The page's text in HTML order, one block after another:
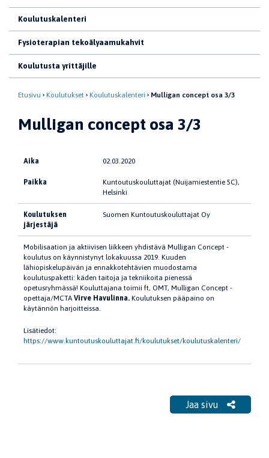
Koulutuskalenteri
Fysioterapian tekoälyaamukahvit
Koulutusta yrittäjille
Etusivu Koulutukset Koulutuskalenteri Mulligan concept osa 3/3
Mulligan concept osa 3/3
Aika 02.03.2020
Paikka
Kuntoutuskouluttajat (Nuijamiestentie 5C),
Helsinki
Koulutuksen
järjestäjä
Suomen Kuntoutuskouluttajat Oy
Mobilisaation ja aktiivisen liikkeen yhdistävä Mulligan Concept -
koulutus on käynnistynyt lokakuussa 2019. Kuuden
lähiopiskelupäivän ja ennakkotehtävien muodostama
koulutuspaketti: käden taitoja ja tekniikoita pienessä
opetusryhmässä! Kouluttajana toimii ft, OMT, Mulligan Concept -
opettaja/MCTA Virve Havulinna. Koulutuksen pääpaino on
käytännön harjoitteissa.
Lisätiedot:
https://www.kuntoutuskouluttajat.fi/koulutukset/koulutuskalenteri/
Jaa sivu